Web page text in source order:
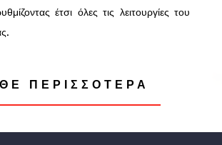
έτσι όλες τις λειτουργίες του
ΠΕΡΙΣΣΌΤΕΡΑ